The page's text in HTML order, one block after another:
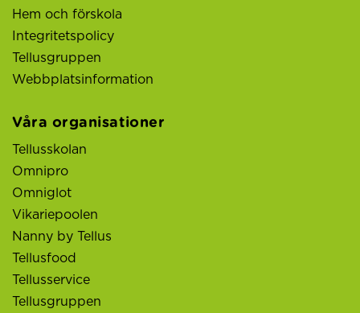
Hem och förskola
Integritetspolicy
Tellusgruppen
Webbplatsinformation
Våra organisationer
Tellusskolan
Omnipro
Omniglot
Vikariepoolen
Nanny by Tellus
Tellusfood
Tellusservice
Tellusgruppen